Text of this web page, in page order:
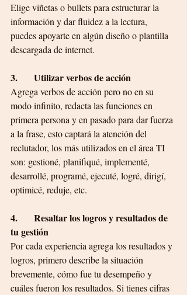
Elige viñetas o bullets para estructurar la
información y dar fluidez a la lectura,
puedes apoyarte en algún diseño o plantilla
descargada de internet.
3.       Utilizar verbos de acción
Agrega verbos de acción pero no en su
modo infinito, redacta las funciones en
primera persona y en pasado para dar fuerza
a la frase, esto captará la atención del
reclutador, los más utilizados en el área TI
son: gestioné, planifiqué, implementé,
desarrollé, programé, ejecuté, logré, dirigí,
optimicé, reduje, etc.
4.       Resaltar los logros y resultados de
tu gestión
Por cada experiencia agrega los resultados y
logros, primero describe la situación
brevemente, cómo fue tu desempeño y
cuáles fueron los resultados. Si tienes cifras